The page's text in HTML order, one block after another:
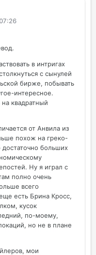
в интригах
с сынулей
бирже, побывать
интересное.
квадратный
от Анвила из
похож на греко-
достаточно больших
Ну я играл с
полно очень
всего
есть Брина Кросс,
кусок
по-моему,
но не в плане
мои